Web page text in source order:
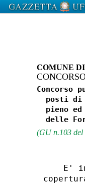
COMUNE
posti di
pieno ed
(GU n.103 del
E'